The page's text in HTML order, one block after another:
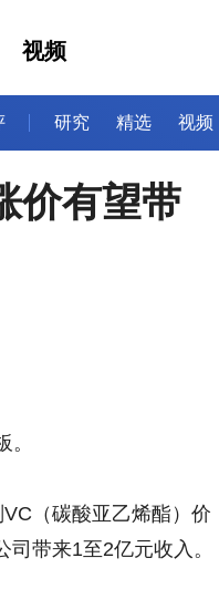
视频
研究 精选 视频
价有望带
（碳酸亚乙烯酯）价
带来1至2亿元收入。